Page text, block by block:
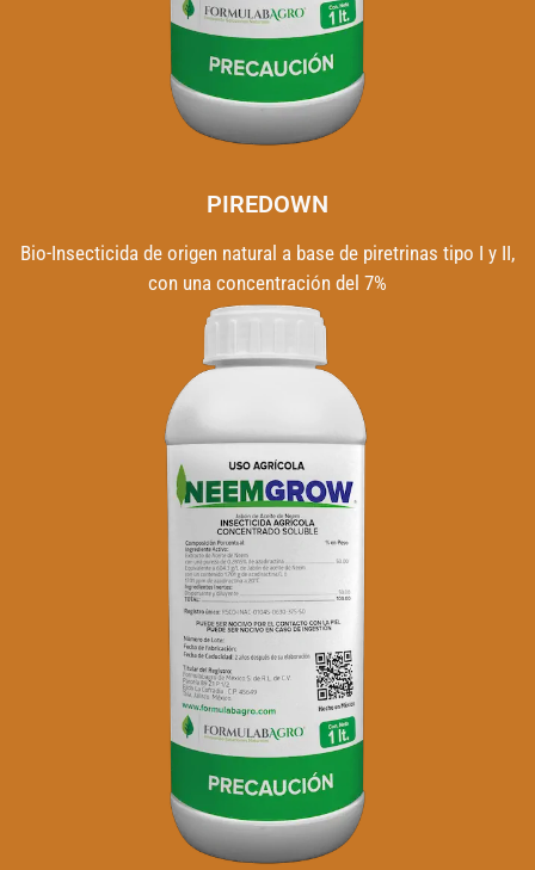
PIREDOWN
Bio-Insecticida de origen natural a base de piretrinas tipo I y II,
con una concentración del 7%